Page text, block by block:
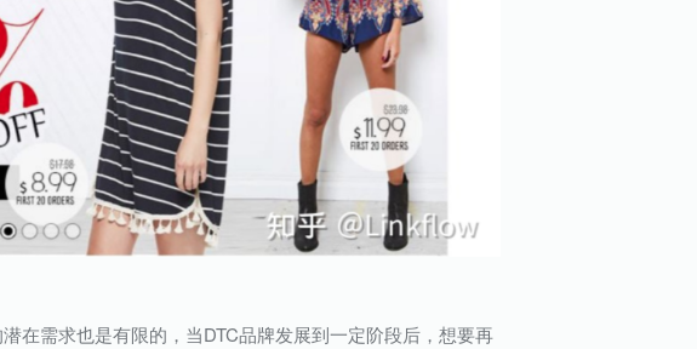
在需求也是有限的，当DTC品牌发展到一定阶段后，想要再